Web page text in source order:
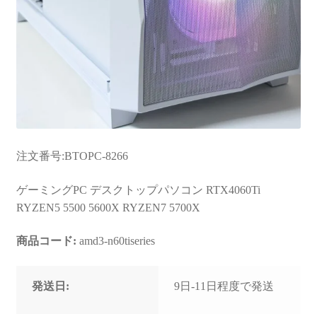
注文番号:BTOPC-8266
ゲーミングPC デスクトップパソコン RTX4060Ti
RYZEN5 5500 5600X RYZEN7 5700X
商品コード: amd3-n60tiseries
発送日: 9日-11日程度で発送